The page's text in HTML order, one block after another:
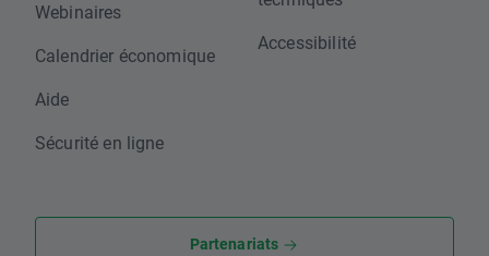
Webinaires
Calendrier économique
Aide
Sécurité en ligne
Accessibilité
Partenariats